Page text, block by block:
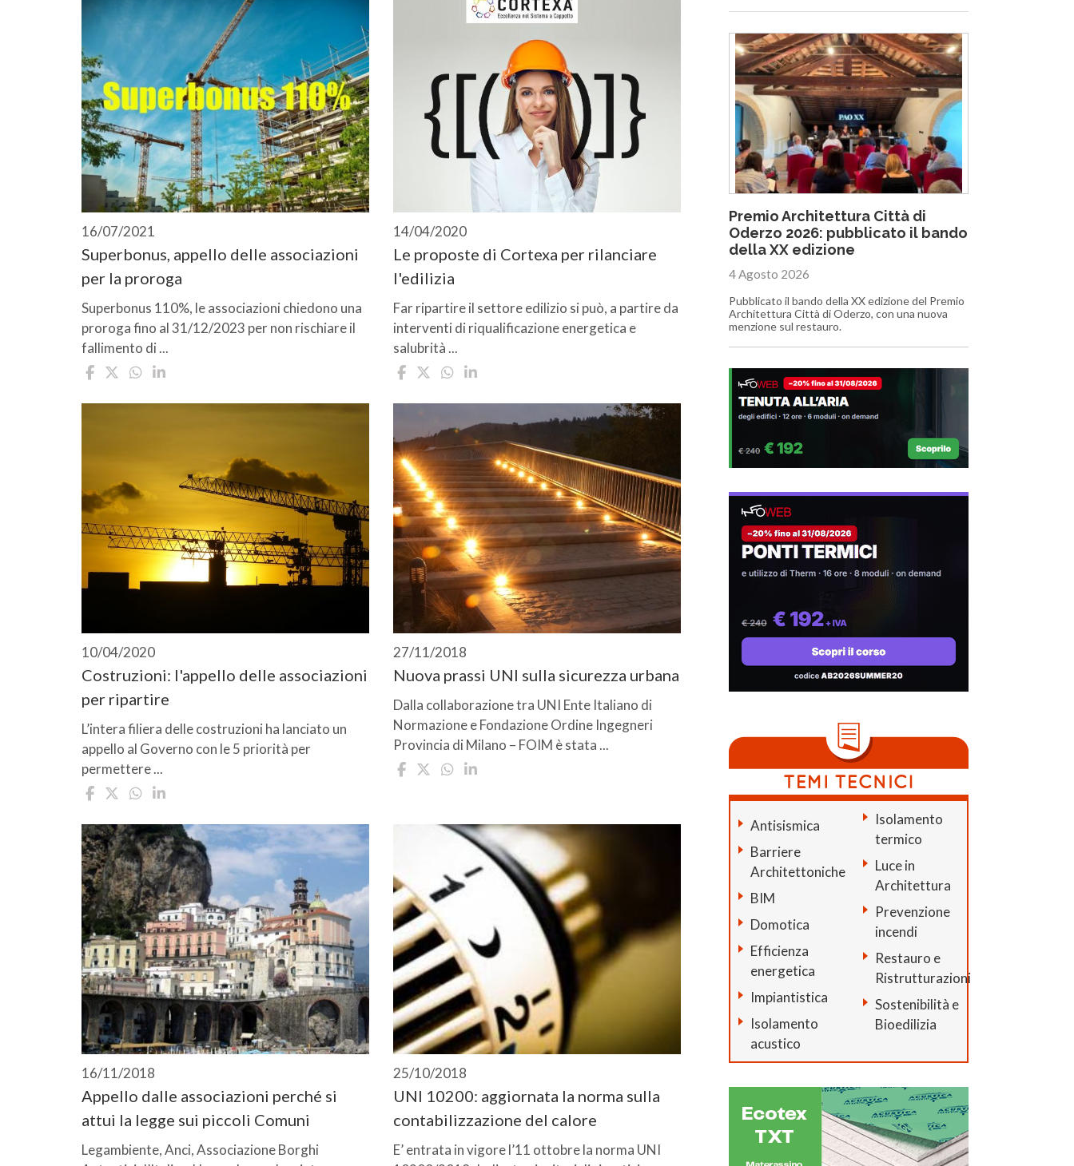
16/07/2021
Superbonus, appello delle associazioni
per la proroga
Superbonus 110%, le associazioni chiedono una
proroga fino al 31/12/2023 per non rischiare il
fallimento di ...
14/04/2020
Le proposte di Cortexa per rilanciare
l'edilizia
Far ripartire il settore edilizio si può, a partire da
interventi di riqualificazione energetica e
salubrità ...
10/04/2020
Costruzioni: l'appello delle associazioni
per ripartire
L’intera filiera delle costruzioni ha lanciato un
appello al Governo con le 5 priorità per
permettere ...
27/11/2018
Nuova prassi UNI sulla sicurezza urbana
Dalla collaborazione tra UNI Ente Italiano di
Normazione e Fondazione Ordine Ingegneri
Provincia di Milano – FOIM è stata ...
16/11/2018
Appello dalle associazioni perché si
attui la legge sui piccoli Comuni
Legambiente, Anci, Associazione Borghi
25/10/2018
UNI 10200: aggiornata la norma sulla
contabilizzazione del calore
E’ entrata in vigore l’11 ottobre la norma UNI
Premio Architettura Città di
Oderzo 2026: pubblicato il bando
della XX edizione
4 Agosto 2026
Pubblicato il bando della XX edizione del Premio
Architettura Città di Oderzo, con una nuova
menzione sul restauro.
Antisismica
Barriere
Architettoniche
BIM
Domotica
Efficienza
energetica
Impiantistica
Isolamento
acustico
Isolamento
termico
Luce in
Architettura
Prevenzione
incendi
Restauro e
Ristrutturazioni
Sostenibilità e
Bioedilizia